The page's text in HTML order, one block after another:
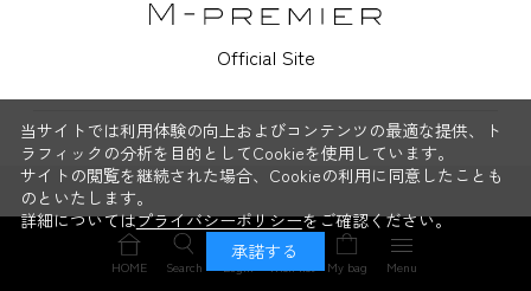
Official Site
STAFF BLOG
HOME Search Login Wish list My bag Menu
当サイトでは利用体験の向上およびコンテンツの最適な提供、ト
ラフィックの分析を目的としてCookieを使用しています。
サイトの閲覧を継続された場合、Cookieの利用に同意したことも
のといたします。
詳細についてはプライバシーポリシーをご確認ください。
承諾する